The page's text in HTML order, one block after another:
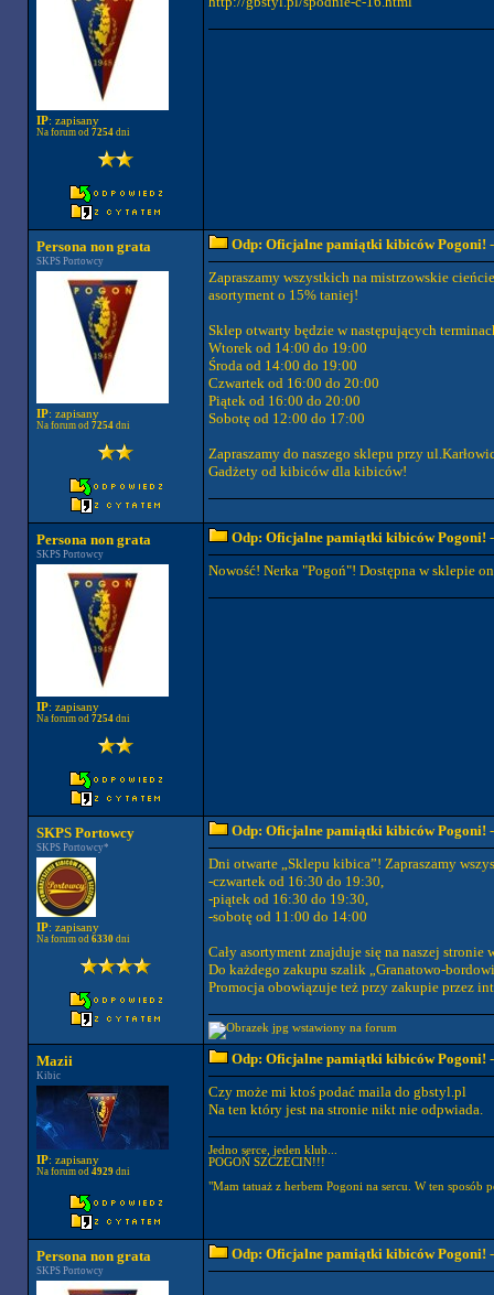
IP: zapisany
Na forum od 7254dni
Persona non grata
SKPS Portowcy
IP: zapisany
Na forum od 7254dni
Odp: Oficjalne pamiątki kibiców Pogoni!
Zapraszamy wszystkich na mistrzowskie
asortyment o 15% taniej!
Sklep otwarty będzie w następujących
Wtorek od 14:00 do 19:00
Środa od 14:00 do 19:00
Czwartek od 16:00 do 20:00
Piątek od 16:00 do 20:00
Sobotę od 12:00 do 17:00
Zapraszamy do naszego sklepu przy
Gadżety od kibiców dla kibiców!
Persona non grata
SKPS Portowcy
IP: zapisany
Na forum od 7254dni
Odp: Oficjalne pamiątki kibiców Pogoni!
Nowość! Nerka "Pogoń"! Dostępna w sklepie
SKPS Portowcy
SKPS Portowcy*
IP: zapisany
Na forum od 6330dni
Odp: Oficjalne pamiątki kibiców Pogoni!
Dni otwarte „Sklepu kibica”! Zapraszamy
-czwartek od 16:30 do 19:30,
-piątek od 16:30 do 19:30,
-sobotę od 11:00 do 14:00
Cały asortyment znajduje się na naszej stronie
Do każdego zakupu szalik „Granatowo-
Promocja obowiązuje też przy zakupie przez
Mazii
Kibic
IP: zapisany
Na forum od 4929dni
Odp: Oficjalne pamiątki kibiców Pogoni!
Czy może mi ktoś podać maila do gbstyl.pl
Na ten który jest na stronie nikt nie odpwiada.
Jedno serce, jeden klub...
POGOŃ SZCZECIN!!!
"Mam tatuaż z herbem Pogoni na sercu. W ten
Persona non grata
SKPS Portowcy
Odp: Oficjalne pamiątki kibiców Pogoni!